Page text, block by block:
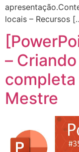
locais – Recursos
–
completa
Mestre